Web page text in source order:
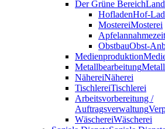
Der Grüne Bereich
HofladenHof-
MostereiMosterei
ObstbauObst-
Medienproduktion
Metallbearbeitung
NähereiNäherei
TischlereiTischlerei
Arbeitsvorbereitung /
Auftragsverwaltung
WäschereiWäscherei